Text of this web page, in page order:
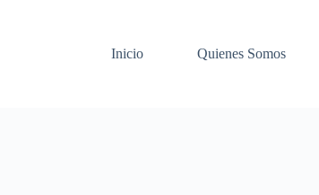
Inicio
Quienes Somos